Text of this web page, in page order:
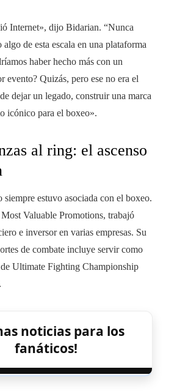
Internet», dijo Bidarian. “Nunca
algo de esta escala en una plataforma
haber hecho más con un
evento? Quizás, pero ese no era el
dejar un legado, construir una marca
icónico para el boxeo».
al ring: el ascenso
estuvo asociada con el boxeo.
Valuable Promotions, trabajó
e inversor en varias empresas. Su
de combate incluye servir como
Ultimate Fighting Championship
noticias para los
fanáticos!